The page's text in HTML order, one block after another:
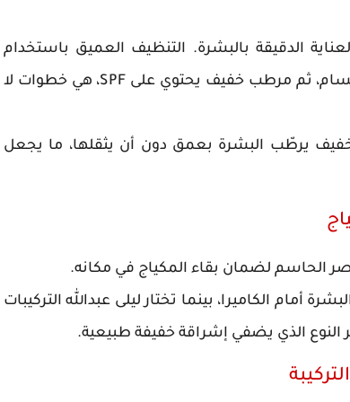
الدقيقة بالبشرة. التنظيف العميق باستخدام
غسول يناسب نوع البشرة، يليه استخدام تونر قابض للمسام، ثم مرطب خفيف يحتوي على SPF، هي خطوات لا
يرطّب البشرة بعمق دون أن يثقلها، ما يجعل
الحاسم لضمان بقاء المكياج في مكانه.
أمام الكاميرا، بينما تختار ليلى عبدالله التركيبات
الذي يضفي إشراقة خفيفة طبيعية.